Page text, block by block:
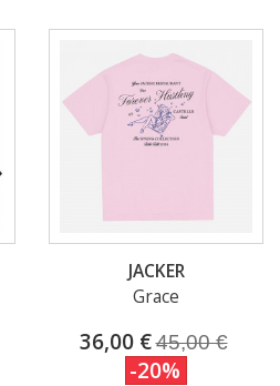
JACKER
Grace
36,00 €45,00 €
-20%